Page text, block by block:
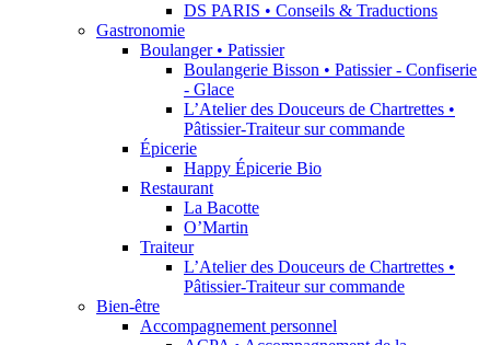
DS PARIS • Conseils & Traductions
Gastronomie
Boulanger • Patissier
Boulangerie Bisson • Patissier - Confiserie
- Glace
L’Atelier des Douceurs de Chartrettes •
Pâtissier-Traiteur sur commande
Épicerie
Happy Épicerie Bio
Restaurant
La Bacotte
O’Martin
Traiteur
L’Atelier des Douceurs de Chartrettes •
Pâtissier-Traiteur sur commande
Bien-être
Accompagnement personnel